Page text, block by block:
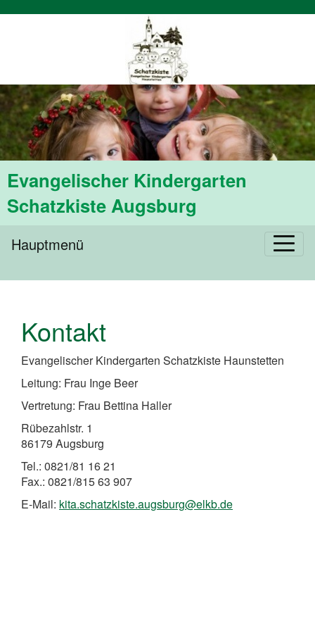
Evangelischer Kindergarten
Schatzkiste Augsburg
Hauptmenü
Kontakt
Evangelischer Kindergarten Schatzkiste Haunstetten
Leitung: Frau Inge Beer
Vertretung: Frau Bettina Haller
Rübezahlstr. 1
86179 Augsburg
Tel.: 0821/81 16 21
Fax.: 0821/815 63 907
E-Mail: kita.schatzkiste.augsburg@elkb.de